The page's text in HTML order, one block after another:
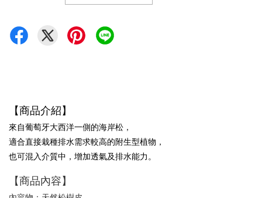
【商品介紹】
來自葡萄牙大西洋一側的海岸松，
適合直接栽種排水需求較高的附生型植物，
也可混入介質中，增加透氣及排水能力。
【商品內容】